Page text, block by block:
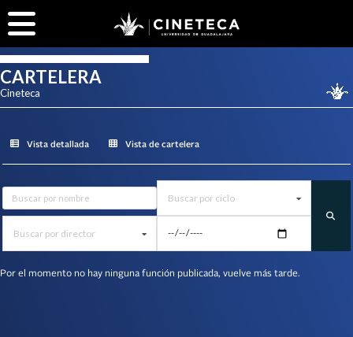
CARTELERA
Cineteca
Vista detallada Vista de cartelera
Buscar por ciclo
Buscar por director
Por el momento no hay ninguna función publicada, vuelve más tarde.